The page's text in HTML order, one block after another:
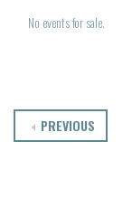
No events for sale.
PREVIOUS